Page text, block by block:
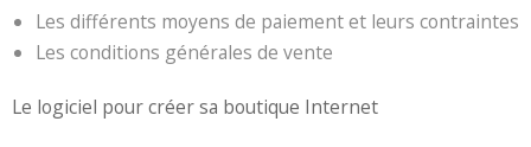
Les différents moyens de paiement et leurs contraintes
Les conditions générales de vente
Le logiciel pour créer sa boutique Internet